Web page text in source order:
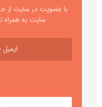
با عضویت در سایت از
سایت به همراه